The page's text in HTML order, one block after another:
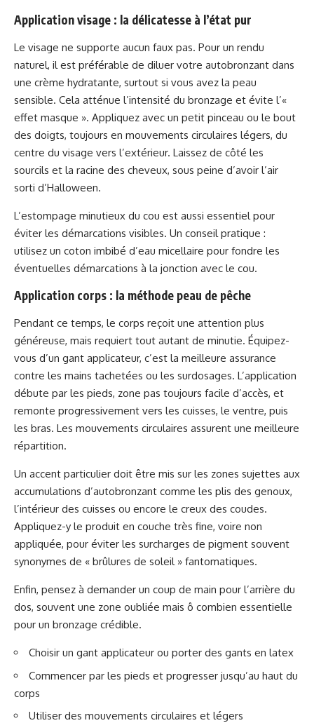
Application visage : la délicatesse à l’état pur
Le visage ne supporte aucun faux pas. Pour un rendu
naturel, il est préférable de diluer votre autobronzant dans
une crème hydratante, surtout si vous avez la peau
sensible. Cela atténue l’intensité du bronzage et évite l’«
effet masque ». Appliquez avec un petit pinceau ou le bout
des doigts, toujours en mouvements circulaires légers, du
centre du visage vers l’extérieur. Laissez de côté les
sourcils et la racine des cheveux, sous peine d’avoir l’air
sorti d’Halloween.
L’estompage minutieux du cou est aussi essentiel pour
éviter les démarcations visibles. Un conseil pratique :
utilisez un coton imbibé d’eau micellaire pour fondre les
éventuelles démarcations à la jonction avec le cou.
Application corps : la méthode peau de pêche
Pendant ce temps, le corps reçoit une attention plus
généreuse, mais requiert tout autant de minutie. Équipez-
vous d’un gant applicateur, c’est la meilleure assurance
contre les mains tachetées ou les surdosages. L’application
débute par les pieds, zone pas toujours facile d’accès, et
remonte progressivement vers les cuisses, le ventre, puis
les bras. Les mouvements circulaires assurent une meilleure
répartition.
Un accent particulier doit être mis sur les zones sujettes aux
accumulations d’autobronzant comme les plis des genoux,
l’intérieur des cuisses ou encore le creux des coudes.
Appliquez-y le produit en couche très fine, voire non
appliquée, pour éviter les surcharges de pigment souvent
synonymes de « brûlures de soleil » fantomatiques.
Enfin, pensez à demander un coup de main pour l’arrière du
dos, souvent une zone oubliée mais ô combien essentielle
pour un bronzage crédible.
Choisir un gant applicateur ou porter des gants en latex
Commencer par les pieds et progresser jusqu’au haut du
corps
Utiliser des mouvements circulaires et légers